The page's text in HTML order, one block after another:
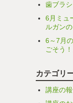
歯ブラ
6月ミュ
ルガン
6～7月
ごそう！
カテゴリ
講座の